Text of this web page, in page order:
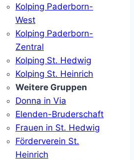
Kolping Paderborn-
West
Kolping Paderborn-
Zentral
Kolping St. Hedwig
Kolping St. Heinrich
Weitere Gruppen
Donna in Via
Elenden-Bruderschaft
Frauen in St. Hedwig
Förderverein St.
Heinrich